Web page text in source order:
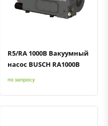
Быстрый просмотрДобавить к сравнению
Добавить в избранное
R5/RA 1000B Вакуумный
насос BUSCH RA1000B
по запросу